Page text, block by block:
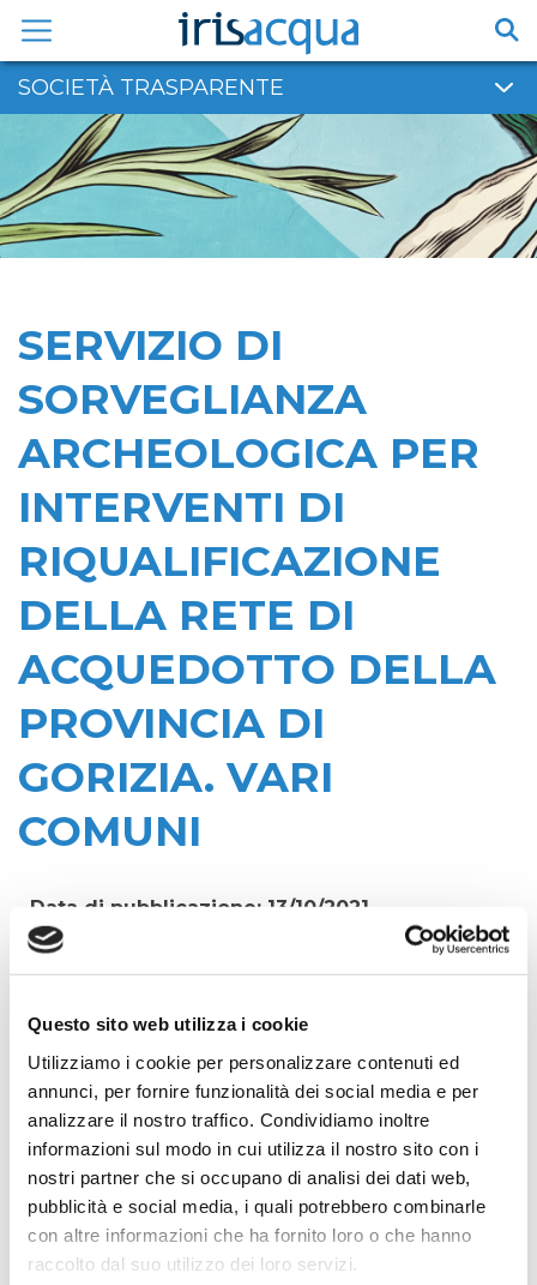
Questo sito web utilizza i cookie
Utilizziamo i cookie per personalizzare contenuti ed
annunci, per fornire funzionalità dei social media e per
analizzare il nostro traffico. Condividiamo inoltre
informazioni sul modo in cui utilizza il nostro sito con i
nostri partner che si occupano di analisi dei dati web,
pubblicità e social media, i quali potrebbero combinarle
con altre informazioni che ha fornito loro o che hanno
raccolto dal suo utilizzo dei loro servizi.
contenuto
SOCIETÀ TRASPARENTE
SERVIZIO DI
SORVEGLIANZA
ARCHEOLOGICA PER
INTERVENTI DI
RIQUALIFICAZIONE
DELLA RETE DI
ACQUEDOTTO DELLA
PROVINCIA DI
GORIZIA. VARI
COMUNI
Data di pubblicazione: 13/10/2021
CIG:
89400044AF
Struttura proponente:
Tecnico
Oggetto:
SERVIZIO DI SORVEGLIANZA ARCHEOLOGICA
PER INTERVENTI DI RIQUALIFICAZIONE DELLA
RETE DI ACQUEDOTTO DELLA PROVINCIA DI
GORIZIA. VARI COMUNI
Elenco operatori invitati: